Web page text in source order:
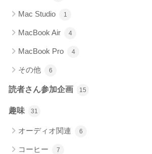
Mac Studio 1
MacBook Air 4
MacBook Pro 4
その他 6
読者さん参加企画 15
趣味 31
オーディオ関連 6
コーヒー 7